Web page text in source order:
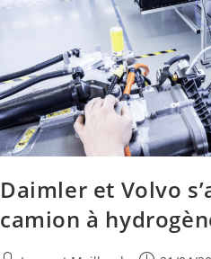
Daimler et Volvo
camion à